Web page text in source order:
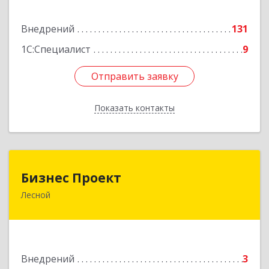
Внедрений
131
1С:Специалист
9
Отправить заявку
Показать контакты
Отправить заявку
Назад
Бизнес Проект
Лесной
Внедрений
3
624200, Свердловская обл, Лесной г, Сиротина